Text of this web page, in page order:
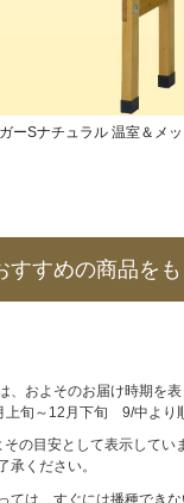
ーSナチュラル 温室＆メ
すすめの商品を
、およそのお届け時期を表
上旬～12月下旬 9/中より
の目安として表示してい
承ください。
ては、すぐには播種でき